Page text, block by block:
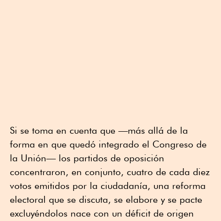
Si se toma en cuenta que —más allá de la
forma en que quedó integrado el Congreso de
la Unión— los partidos de oposición
concentraron, en conjunto, cuatro de cada diez
votos emitidos por la ciudadanía, una reforma
electoral que se discuta, se elabore y se pacte
excluyéndolos nace con un déficit de origen